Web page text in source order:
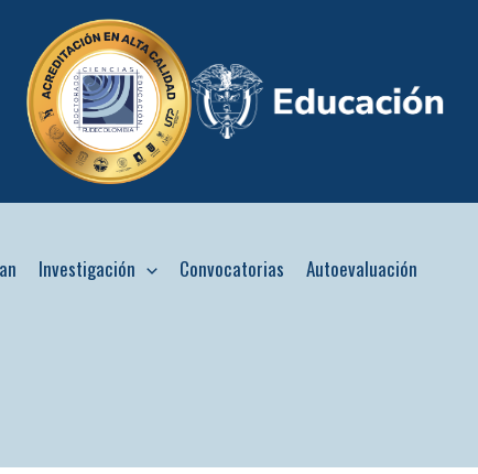
Investigación Convocatorias Autoevaluación